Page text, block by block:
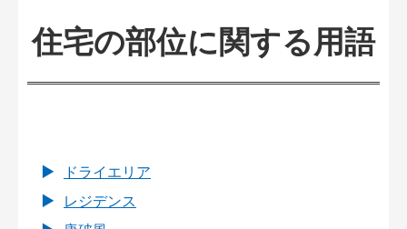
住宅の部位に関する用語
ドライエリア
レジデンス